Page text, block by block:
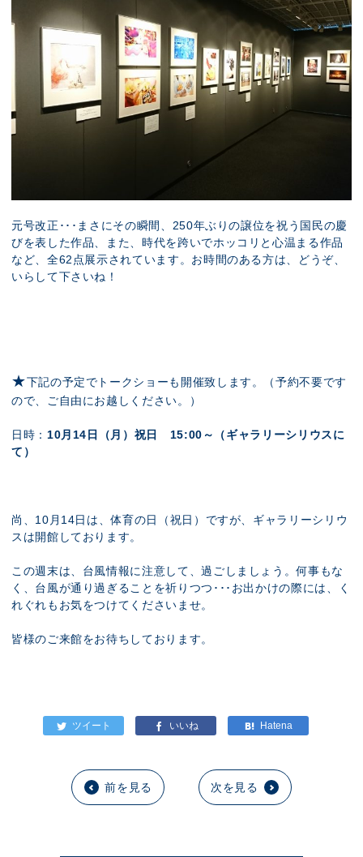
元号改正･･･まさにその瞬間、250年ぶりの譲位を祝う国民の慶
びを表した作品、また、時代を跨いでホッコリと心温まる作品
など、全62点展示されています。お時間のある方は、どうぞ、
いらして下さいね！
★下記の予定でトークショーも開催致します。（予約不要です
ので、ご自由にお越しください。）
日時： 10月14日（月）祝日 15:00～（ギャラリーシリウスに
て ）
尚、10月14日は、体育の日（祝日）ですが、ギャラリーシリウ
スは開館しております。
この週末は、台風情報に注意して、過ごしましょう。何事もな
く、台風が通り過ぎることを祈りつつ･･･お出かけの際には、く
れぐれもお気をつけてくださいませ。
皆様のご来館をお待ちしております。
前を見る 次を見る